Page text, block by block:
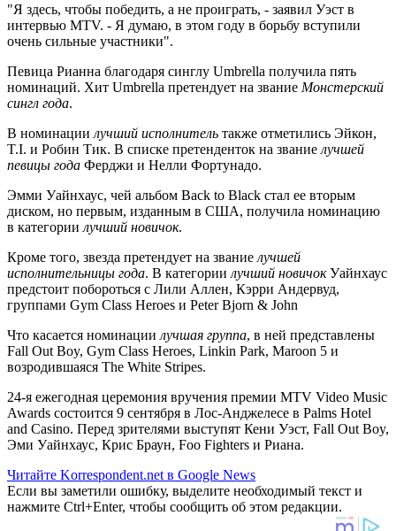
"Я здесь, чтобы победить, а не проиграть, - заявил Уэст в
интервью MTV. - Я думаю, в этом году в борьбу вступили
очень сильные участники".
Певица Рианна благодаря синглу Umbrella получила пять
номинаций. Хит Umbrella претендует на звание Монстерский
сингл года.
В номинации лучший исполнитель также отметились Эйкон,
T.I. и Робин Тик. В списке претенденток на звание лучшей
певицы года Ферджи и Нелли Фортунадо.
Эмми Уайнхаус, чей альбом Back to Black стал ее вторым
диском, но первым, изданным в США, получила номинацию
в категории лучший новичок.
Кроме того, звезда претендует на звание лучшей
исполнительницы года. В категории лучший новичокУайнхаус
предстоит побороться с Лили Аллен, Кэрри Андервуд,
группами Gym Class Heroes и Peter Bjorn & John
Что касается номинации лучшая группа, в ней представлены
Fall Out Boy, Gym Class Heroes, Linkin Park, Maroon 5 и
возродившаяся The White Stripes.
24-я ежегодная церемония вручения премии MTV Video Music
Awards состоится 9 сентября в Лос-Анджелесе в Palms Hotel
and Casino. Перед зрителями выступят Кени Уэст, Fall Out Boy,
Эми Уайнхаус, Крис Браун, Foo Fighters и Риана.
Читайте Korrespondent.net в Google News
Если вы заметили ошибку, выделите необходимый текст и
нажмите Ctrl+Enter, чтобы сообщить об этом редакции.